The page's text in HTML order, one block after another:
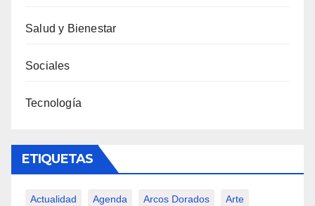
Salud y Bienestar
Sociales
Tecnología
ETIQUETAS
Actualidad Agenda Arcos Dorados Arte